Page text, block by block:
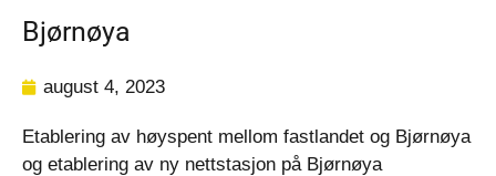
Bjørnøya
august 4, 2023
Etablering av høyspent mellom fastlandet og Bjørnøya
og etablering av ny nettstasjon på Bjørnøya